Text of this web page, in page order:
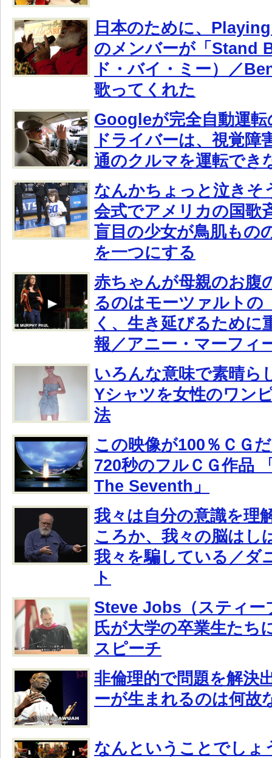
日本のために、
のメンバーが「Stand
ド・バイ・ミー）／
歌ってくれた
Googleが完全自動運
ドライバーは、視覚障
通のクルマを運転でき
なんかちょっと泣きそ
会式でアメリカの国歌
盲目の少女が鳥肌もの
を一つにする
赤ちゃんが母親のお腹
るのはモーツァルトの
く、生き延びるために
報／アニー・マーフィ
いろんな意味で素晴ら
Yシャツを女性のワン
法
この映像が100％ＣＧ
720秒のフルＣＧ作品
The Seventh」
我々は自分の意識を理
ころか、我々の脳はし
我々を騙している／ダ
ト
Steve Jobs（スティー
氏が大学の卒業生たち
スピーチ
非倫理的で問題を解決
ーが生まれるのは何故
なんということでしょ